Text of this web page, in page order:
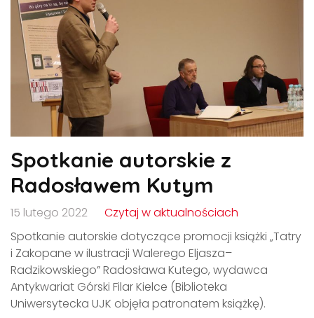
Spotkanie autorskie z
Radosławem Kutym
15 lutego 2022
Czytaj w aktualnościach
Spotkanie autorskie dotyczące promocji książki „Tatry
i Zakopane w ilustracji Walerego Eljasza–
Radzikowskiego” Radosława Kutego, wydawca
Antykwariat Górski Filar Kielce (Biblioteka
Uniwersytecka UJK objęła patronatem książkę).